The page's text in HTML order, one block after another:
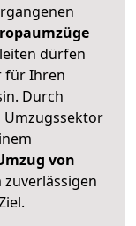
dürfen
für Ihren
Durch
Umzugssektor
von